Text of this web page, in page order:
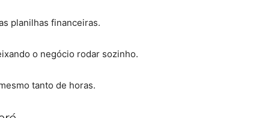
planilhas financeiras.
o negócio rodar sozinho.
tanto de horas.